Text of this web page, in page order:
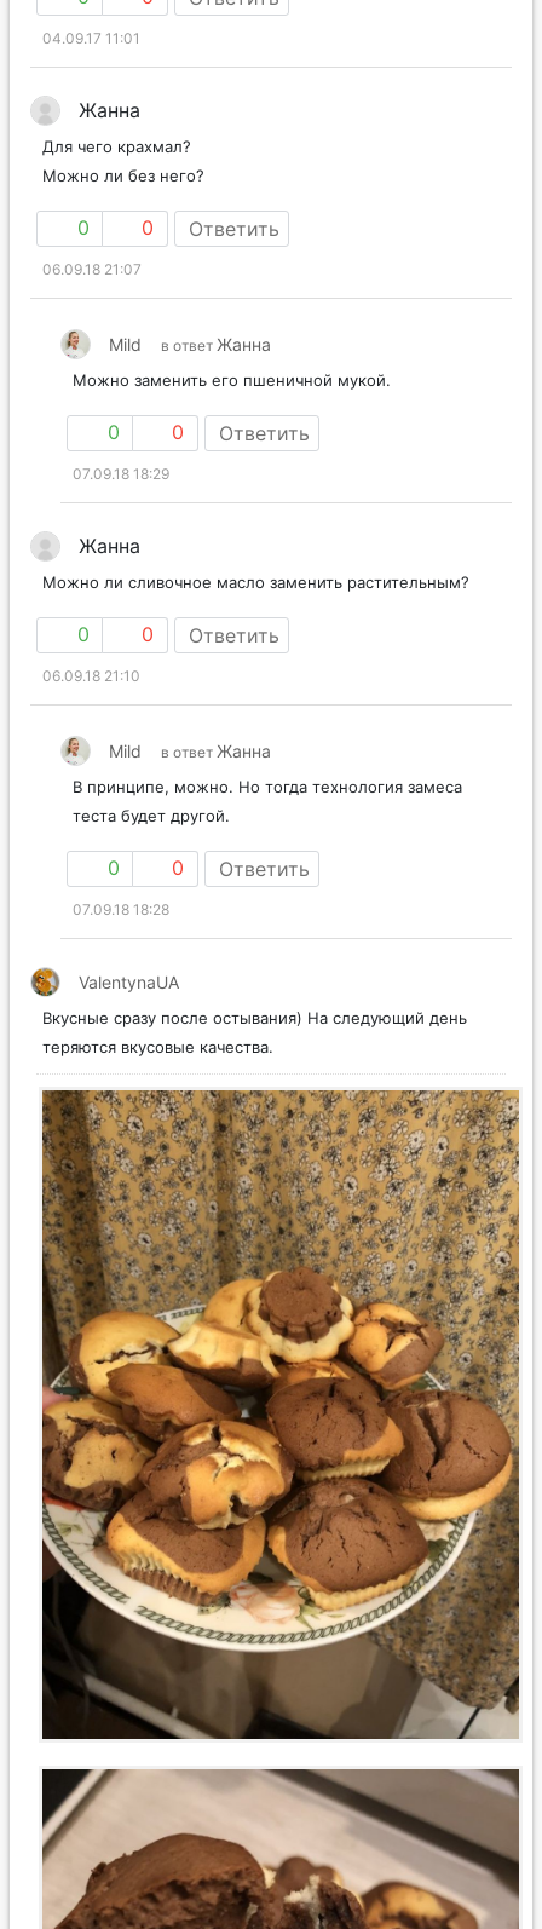
04.09.17 11:01
Жанна
Для чего крахмал?
Можно ли без него?
0 0 Ответить
06.09.18 21:07
Mild в ответ Жанна
Можно заменить его пшеничной мукой.
0 0 Ответить
07.09.18 18:29
Жанна
Можно ли сливочное масло заменить растительным?
0 0 Ответить
06.09.18 21:10
Mild в ответ Жанна
В принципе, можно. Но тогда технология замеса
теста будет другой.
0 0 Ответить
07.09.18 18:28
ValentynaUA
Вкусные сразу после остывания) На следующий день
теряются вкусовые качества.